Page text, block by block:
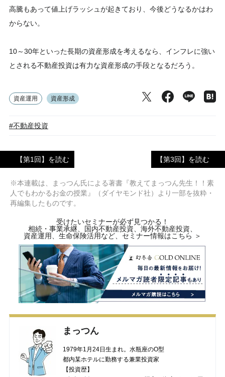
高騰もあって値上げラッシュが起きており、今後どうなるかはわ
からない。
10～30年といった長期の資産形成を考えるなら、インフレに強い
とされる不動産投資は有力な資産形成の手段となるだろう。
資産運用 資産形成
#不動産投資
【第1回】を読む 【第3回】を読む
※本連載は、まっつん氏による著書『教えてまっつん先生！！素
人でもわかるお金の授業』（ダイヤモンド社）より一部を抜粋・
再編集したものです。
受けたいセミナーが必ず見つかる！
相続・事業承継、国内不動産投資、海外不動産投資、
資産運用、生命保険活用など、セミナー情報はこちら ＞
まっつん
1979年1月24日生まれ。水瓶座のO型
都内某ホテルに勤務する兼業投資家
【投資歴】